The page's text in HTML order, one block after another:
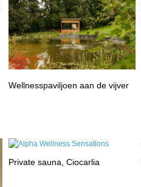
Wellnesspaviljoen aan de vijver
Private sauna, Ciocarlia